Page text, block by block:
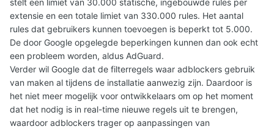
stelt een limiet van 30.000 statische, ingebouwde rules per
extensie en een totale limiet van 330.000 rules. Het aantal
rules dat gebruikers kunnen toevoegen is beperkt tot 5.000.
De door Google opgelegde beperkingen kunnen dan ook echt
een probleem worden, aldus AdGuard.
Verder wil Google dat de filterregels waar adblockers gebruik
van maken al tijdens de installatie aanwezig zijn. Daardoor is
het niet meer mogelijk voor ontwikkelaars om op het moment
dat het nodig is in real-time nieuwe regels uit te brengen,
waardoor adblockers trager op aanpassingen van